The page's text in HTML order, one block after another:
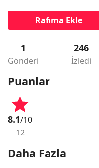
Rafıma Ekle
1
Gönderi
246
İzledi
Puanlar
8.1/10
12
Daha Fazla